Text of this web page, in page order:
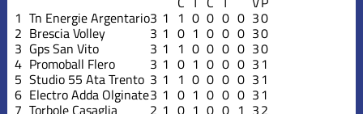
1 Tn Energie Argentario3 1 1 0 0 0 0 30
2 Brescia Volley 3 1 0 1 0 0 0 30
3 Gps San Vito 3 1 1 0 0 0 0 30
4 Promoball Flero 3 1 0 1 0 0 0 3 1
5 Studio 55 Ata Trento 3 1 1 0 0 0 0 3 1
6 Electro Adda Olginate3 1 0 1 0 0 0 3 1
7 Torbole Casaglia 2 1 0 1 0 0 1 32